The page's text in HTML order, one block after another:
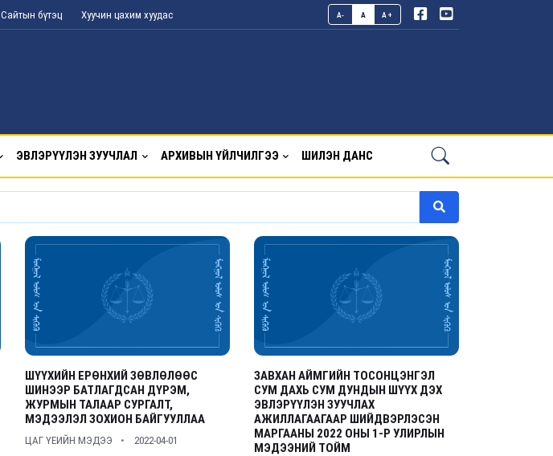
Сайтын бүтэц Хуучин цахим хуудас A- A A+
ЭВЛЭРҮҮЛЭН ЗУУЧЛАЛ АРХИВЫН ҮЙЛЧИЛГЭЭ ШИЛЭН ДАНС
ШҮҮХИЙН ЕРӨНХИЙ ЗӨВЛӨЛӨӨС
ШИНЭЭР БАТЛАГДСАН ДҮРЭМ,
ЖУРМЫН ТАЛААР СУРГАЛТ,
МЭДЭЭЛЭЛ ЗОХИОН БАЙГУУЛЛАА
ЦАГ ҮЕИЙН МЭДЭЭ 2022-04-01
ЗАВХАН АЙМГИЙН ТОСОНЦЭНГЭЛ
СУМ ДАХЬ СУМ ДУНДЫН ШҮҮХ ДЭХ
ЭВЛЭРҮҮЛЭН ЗУУЧЛАХ
АЖИЛЛАГААГААР ШИЙДВЭРЛЭСЭН
МАРГААНЫ 2022 ОНЫ 1-Р УЛИРЛЫН
МЭДЭЭНИЙ ТОЙМ